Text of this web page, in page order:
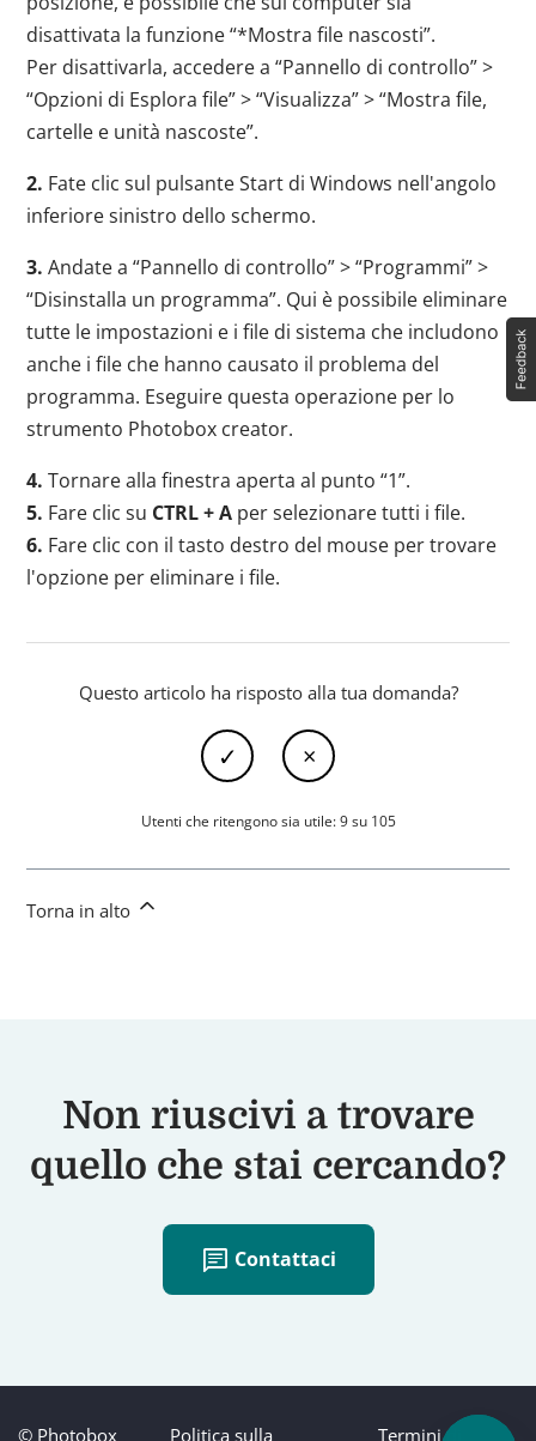
disattivata la funzione “*Mostra file nascosti”.
Per disattivarla, accedere a “Pannello di controllo” >
“Opzioni di Esplora file” > “Visualizza” > “Mostra file,
cartelle e unità nascoste”.
2. Fate clic sul pulsante Start di Windows nell'angolo
inferiore sinistro dello schermo.
3. Andate a “Pannello di controllo” > “Programmi” >
“Disinstalla un programma”. Qui è possibile eliminare
tutte le impostazioni e i file di sistema che includono
anche i file che hanno causato il problema del
programma. Eseguire questa operazione per lo
strumento Photobox creator.
4. Tornare alla finestra aperta al punto “1”.
5. Fare clic su CTRL + A per selezionare tutti i file.
6. Fare clic con il tasto destro del mouse per trovare
l'opzione per eliminare i file.
Questo articolo ha risposto alla tua domanda?
Utenti che ritengono sia utile: 9 su 105
Torna in alto
Non riuscivi a trovare
quello che stai cercando?
chat Contattaci
© Photobox Politica sulla Termini di